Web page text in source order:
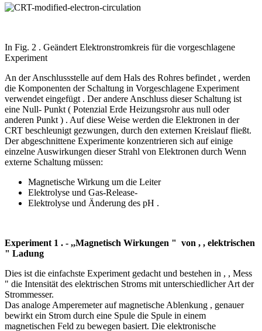
In Fig. 2 . Geändert Elektronstromkreis für die vorgeschlagene
Experiment
An der Anschlussstelle auf dem Hals des Rohres befindet , werden
die Komponenten der Schaltung in Vorgeschlagene Experiment
verwendet eingefügt . Der andere Anschluss dieser Schaltung ist
eine Null- Punkt ( Potenzial Erde Heizungsrohr aus null oder
anderen Punkt ) . Auf diese Weise werden die Elektronen in der
CRT beschleunigt gezwungen, durch den externen Kreislauf fließt.
Der abgeschnittene Experimente konzentrieren sich auf einige
einzelne Auswirkungen dieser Strahl von Elektronen durch Wenn
externe Schaltung müssen:
Magnetische Wirkung um die Leiter
Elektrolyse und Gas-Release-
Elektrolyse und Änderung des pH .
Experiment 1 . - ,,Magnetisch Wirkungen " von , , elektrischen
" Ladung
Dies ist die einfachste Experiment gedacht und bestehen in , , Mess
" die Intensität des elektrischen Stroms mit unterschiedlicher Art der
Strommesser.
Das analoge Amperemeter auf magnetische Ablenkung , genauer
bewirkt ein Strom durch eine Spule die Spule in einem
magnetischen Feld zu bewegen basiert. Die elektronische